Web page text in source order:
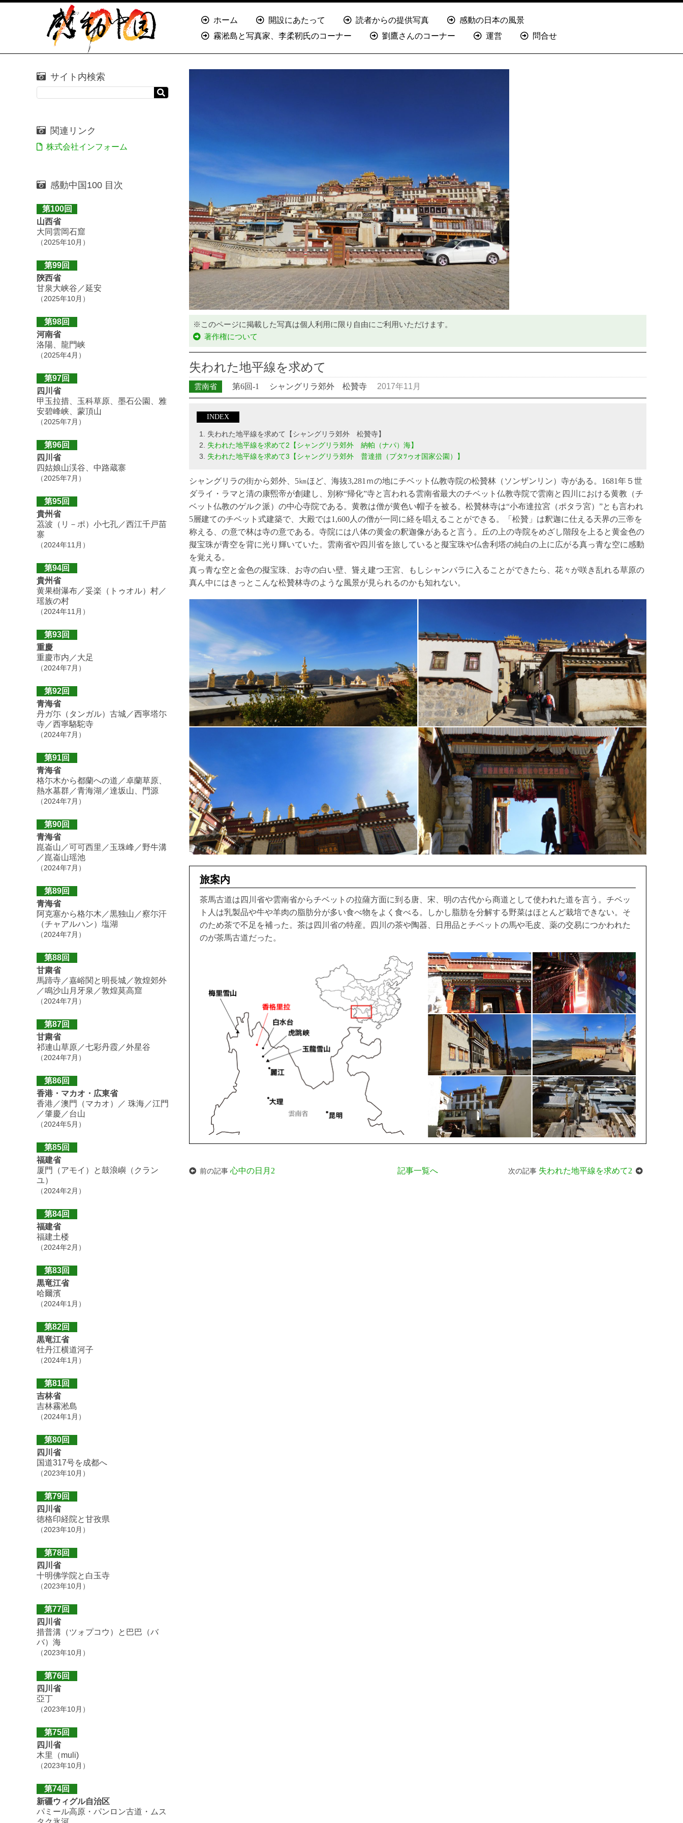
ホーム 開設にあたって 読者からの提供写真
感動の日本の風景
霧淞島と写真家、李柔靭氏のコーナー
劉鷹さんのコーナー 運営 問合せ
※このページに掲載した写真は個人利用に限り自由にご利用いただけます。
著作権について
失われた地平線を求めて
雲南省 第6回-1 シャングリラ郊外 松贊寺 2017年11月
INDEX
失われた地平線を求めて【シャングリラ郊外 松贊寺】
失われた地平線を求めて2【シャングリラ郊外 納帕（ナパ）海】
失われた地平線を求めて3【シャングリラ郊外 普達措（プタﾂゥオ国家公園）】
シャングリラの街から郊外、5㎞ほど、海抜3,281ｍの地にチベット仏教寺院の松贊林（ソンザンリン）寺がある。1681年５世
ダライ・ラマと清の康煕帝が創建し、別称“帰化”寺と言われる雲南省最大のチベット仏教寺院で雲南と四川における黄教（チ
ベット仏教のゲルク派）の中心寺院である。黄教は僧が黄色い帽子を被る。松贊林寺は“小布達拉宮（ポタラ宮）”とも言われ
5層建てのチベット式建築で、大殿では1,600人の僧が一同に経を唱えることができる。「松贊」は釈迦に仕える天界の三帝を
称える、の意で林は寺の意である。寺院には八体の黄金の釈迦像があると言う。丘の上の寺院をめざし階段を上ると黄金色の
擬宝珠が青空を背に光り輝いていた。雲南省や四川省を旅していると擬宝珠や仏舎利塔の純白の上に広がる真っ青な空に感動
を覚える。
真っ青な空と金色の擬宝珠、お寺の白い壁、聳え建つ王宮、もしシャンバラに入ることができたら、花々が咲き乱れる草原の
真ん中にはきっとこんな松贊林寺のような風景が見られるのかも知れない。
旅案内
茶馬古道は四川省や雲南省からチベットの拉薩方面に到る唐、宋、明の古代から商道として使われた道を言う。チベッ
ト人は乳製品や牛や羊肉の脂肪分が多い食べ物をよく食べる。しかし脂肪を分解する野菜はほとんど栽培できない。そ
のため茶で不足を補った。茶は四川省の特産。四川の茶や陶器、日用品とチベットの馬や毛皮、薬の交易につかわれた
のが茶馬古道だった。
前の記事 心中の日月2 記事一覧へ 次の記事 失われた地平線を求めて2
サイト内検索
関連リンク
株式会社インフォーム
感動中国100 目次
第100回
山西省
大同雲岡石窟
（2025年10月）
第99回
陝西省
甘泉大峡谷／延安
（2025年10月）
第98回
河南省
洛陽、龍門峡
（2025年4月）
第97回
四川省
甲玉拉措、玉科草原、墨石公園、雅
安碧峰峡、蒙頂山
（2025年7月）
第96回
四川省
四姑娘山渓谷、中路蔵寨
（2025年7月）
第95回
貴州省
茘波（リ－ポ）小七孔／西江千戸苗
寨
（2024年11月）
第94回
貴州省
黄果樹瀑布／妥楽（トゥオル）村／
瑶族の村
（2024年11月）
第93回
重慶
重慶市内／大足
（2024年7月）
第92回
青海省
丹ガ尓（タンガル）古城／西寧塔尓
寺／西寧駱駝寺
（2024年7月）
第91回
青海省
格尓木から都蘭への道／卓蘭草原、
熱水墓群／青海湖／達坂山、門源
（2024年7月）
第90回
青海省
崑崙山／可可西里／玉珠峰／野牛溝
／崑崙山瑶池
（2024年7月）
第89回
青海省
阿克塞から格尓木／黒独山／察尓汗
（チャアルハン）塩湖
（2024年7月）
第88回
甘粛省
馬蹄寺／嘉峪関と明長城／敦煌郊外
／鳴沙山月牙泉／敦煌莫高窟
（2024年7月）
第87回
甘粛省
祁連山草原／七彩丹霞／外星谷
（2024年7月）
第86回
香港・マカオ・広東省
香港／澳門（マカオ）／ 珠海／江門
／肇慶／台山
（2024年5月）
第85回
福建省
厦門（アモイ）と鼓浪嶼（クラン
ユ）
（2024年2月）
第84回
福建省
福建土楼
（2024年2月）
第83回
黒竜江省
哈爾濱
（2024年1月）
第82回
黒竜江省
牡丹江横道河子
（2024年1月）
第81回
吉林省
吉林霧淞島
（2024年1月）
第80回
四川省
国道317号を成都へ
（2023年10月）
第79回
四川省
徳格印経院と甘孜県
（2023年10月）
第78回
四川省
十明佛学院と白玉寺
（2023年10月）
第77回
四川省
措普溝（ツォプコウ）と巴巴（バ
バ）海
（2023年10月）
第76回
四川省
亞丁
（2023年10月）
第75回
四川省
木里（muli)
（2023年10月）
第74回
新疆ウィグル自治区
パミール高原・パンロン古道・ムス